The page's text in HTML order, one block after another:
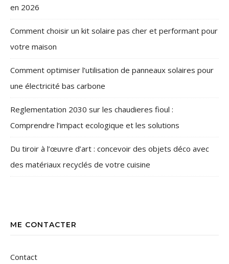
en 2026
Comment choisir un kit solaire pas cher et performant pour
votre maison
Comment optimiser l’utilisation de panneaux solaires pour
une électricité bas carbone
Reglementation 2030 sur les chaudieres fioul :
Comprendre l’impact ecologique et les solutions
Du tiroir à l’œuvre d’art : concevoir des objets déco avec
des matériaux recyclés de votre cuisine
ME CONTACTER
Contact